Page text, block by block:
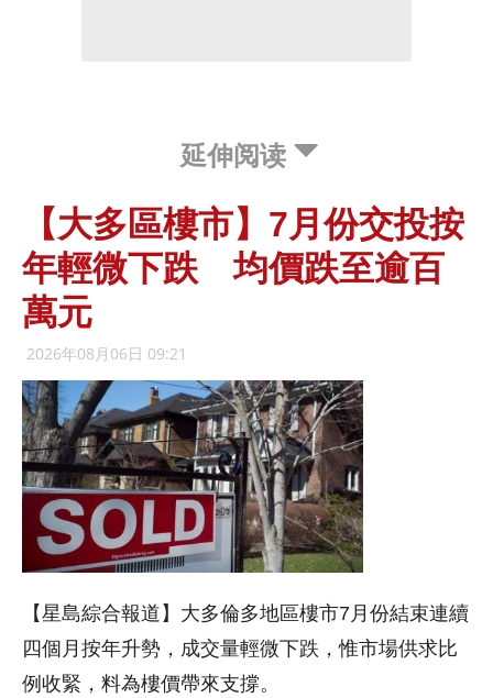
延伸阅读
【大多區樓市】7月份交投按
年輕微下跌 均價跌至逾百
萬元
2026年08月06日 09:21
【星島綜合報道】大多倫多地區樓市7月份結束連續
四個月按年升勢，成交量輕微下跌，惟市場供求比
例收緊，料為樓價帶來支撐。